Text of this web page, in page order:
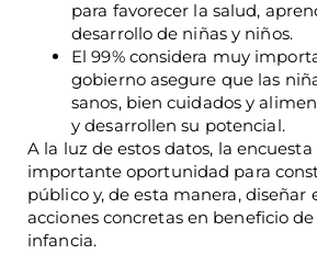
para favorecer la salud,
desarrollo de niñas y niños.
El 99% considera muy
gobierno asegure que las
sanos, bien cuidados y
y desarrollen su potencial.
A la luz de estos datos, la encuesta
importante oportunidad para
público y, de esta manera, diseñar
acciones concretas en beneficio
infancia.